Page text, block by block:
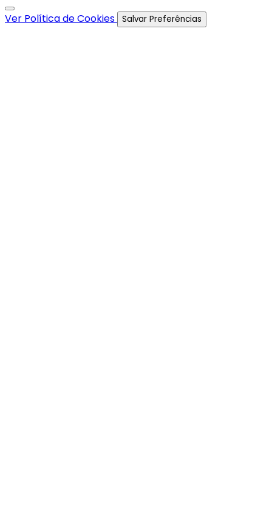
Ver Política de Cookies Salvar Preferências